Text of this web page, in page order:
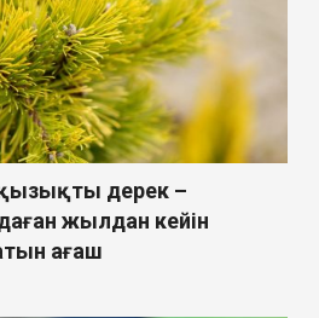
қызықты дерек –
жылдан кейін
ағаш